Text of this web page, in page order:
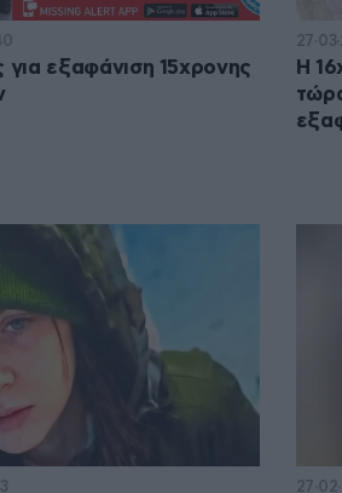
για εξαφάνιση 15χρονης
Η